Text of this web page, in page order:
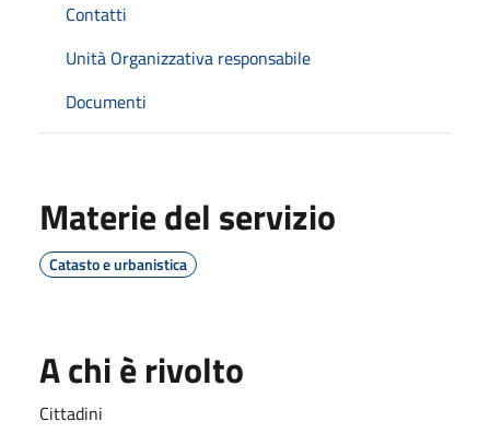
Contatti
Unità Organizzativa responsabile
Documenti
Materie del servizio
Catasto e urbanistica
A chi è rivolto
Cittadini